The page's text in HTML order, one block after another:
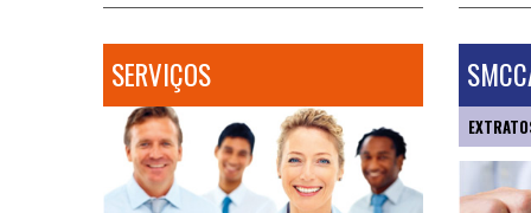
SERVIÇOS